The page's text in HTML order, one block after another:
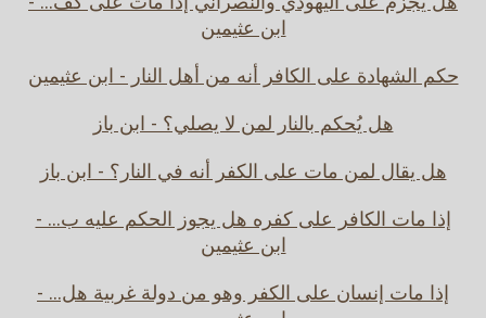
ابن عثيمين
حكم الشهادة على الكافر أنه من أهل النار - ابن عثيمين
هل يُحكم بالنار لمن لا يصلي؟ - ابن باز
هل يقال لمن مات على الكفر أنه في النار؟ - ابن باز
إذا مات الكافر على كفره هل يجوز الحكم عليه ب... -
ابن عثيمين
إذا مات إنسان على الكفر وهو من دولة غربية هل... -